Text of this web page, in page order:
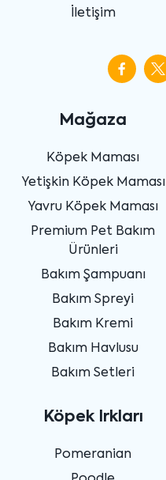
İletişim
Mağaza
Köpek Maması
Yetişkin Köpek Maması
Yavru Köpek Maması
Premium Pet Bakım
Ürünleri
Bakım Şampuanı
Bakım Spreyi
Bakım Kremi
Bakım Havlusu
Bakım Setleri
Köpek Irkları
Pomeranian